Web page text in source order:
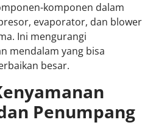
komponen dalam
evaporator, dan blower
Ini mengurangi
mendalam yang bisa
besar.
Penumpang